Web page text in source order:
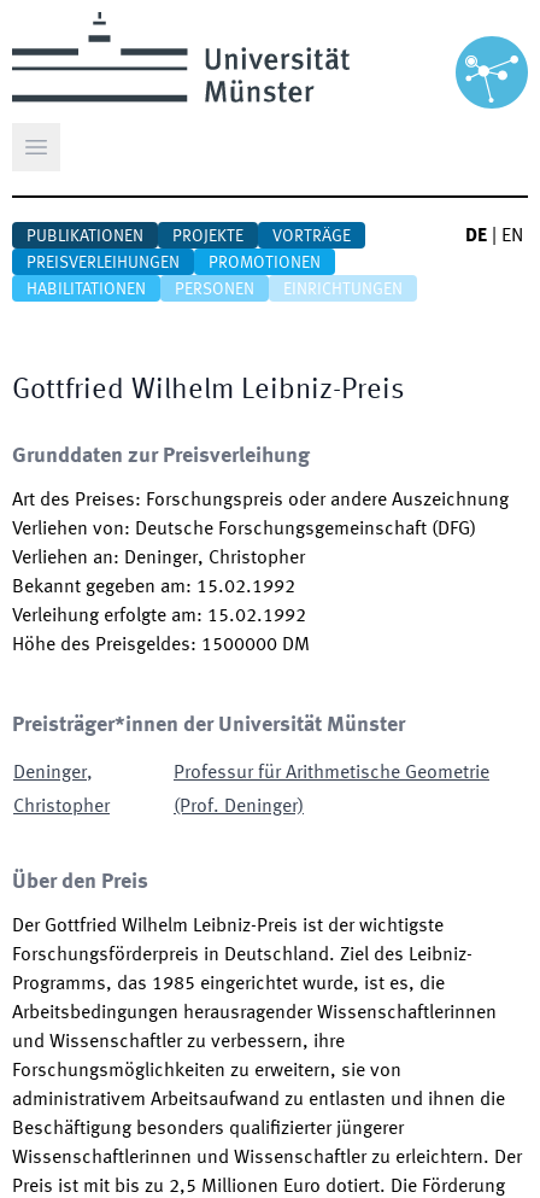
Hauptmenü öffnen
PUBLIKATIONEN PROJEKTE
VORTRÄGE
PREISVERLEIHUNGEN
PROMOTIONEN
HABILITATIONEN
PERSONEN EINRICHTUNGEN
DE EN
Gottfried Wilhelm Leibniz-Preis
Grunddaten zur Preisverleihung
Art des Preises: Forschungspreis oder andere Auszeichnung
Verliehen von: Deutsche Forschungsgemeinschaft (DFG)
Verliehen an: Deninger, Christopher
Bekannt gegeben am: 15.02.1992
Verleihung erfolgte am: 15.02.1992
Höhe des Preisgeldes: 1500000 DM
Preisträger*innen der Universität Münster
Deninger,
Christopher
Professur für Arithmetische Geometrie
(Prof. Deninger)
Über den Preis
Der Gottfried Wilhelm Leibniz-Preis ist der wichtigste
Forschungsförderpreis in Deutschland. Ziel des Leibniz-
Programms, das 1985 eingerichtet wurde, ist es, die
Arbeitsbedingungen herausragender Wissenschaftlerinnen
und Wissenschaftler zu verbessern, ihre
Forschungsmöglichkeiten zu erweitern, sie von
administrativem Arbeitsaufwand zu entlasten und ihnen die
Beschäftigung besonders qualifizierter jüngerer
Wissenschaftlerinnen und Wissenschaftler zu erleichtern. Der
Preis ist mit bis zu 2,5 Millionen Euro dotiert. Die Förderung